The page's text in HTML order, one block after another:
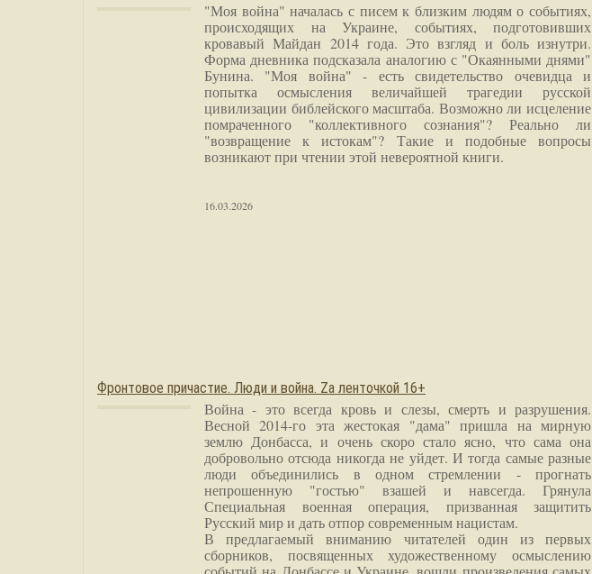
"Моя война" началась с писем к близким людям о событиях,
происходящих на Украине, событиях, подготовивших
кровавый Майдан 2014 года. Это взгляд и боль изнутри.
Форма дневника подсказала аналогию с "Окаянными днями"
Бунина. "Моя война" - есть свидетельство очевидца и
попытка осмысления величайшей трагедии русской
цивилизации библейского масштаба. Возможно ли исцеление
помраченного "коллективного сознания"? Реально ли
"возвращение к истокам"? Такие и подобные вопросы
возникают при чтении этой невероятной книги.
16.03.2026
Фронтовое причастие. Люди и война. Zа ленточкой 16+
Война - это всегда кровь и слезы, смерть и разрушения.
Весной 2014-го эта жестокая "дама" пришла на мирную
землю Донбасса, и очень скоро стало ясно, что сама она
добровольно отсюда никогда не уйдет. И тогда самые разные
люди объединились в одном стремлении - прогнать
непрошенную "гостью" взашей и навсегда. Грянула
Специальная военная операция, призванная защитить
Русский мир и дать отпор современным нацистам.
В предлагаемый вниманию читателей один из первых
сборников, посвященных художественному осмыслению